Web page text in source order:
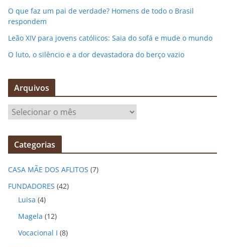
O que faz um pai de verdade? Homens de todo o Brasil
respondem
Leão XIV para jovens católicos: Saia do sofá e mude o mundo
O luto, o silêncio e a dor devastadora do berço vazio
Arquivos
q
v
o
Categorias
CASA MÃE DOS AFLITOS (7)
FUNDADORES (42)
Luisa (4)
Magela (12)
Vocacional I (8)